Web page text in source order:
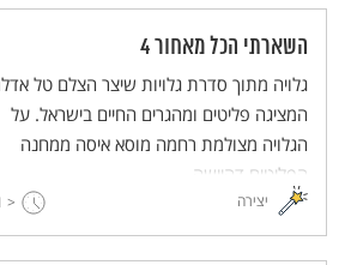
השארתי הכל מאחור 4
גלויה מתוך סדרת גלויות שיצר הצלם טל
המציגה פליטים ומהגרים החיים בישראל. על
הגלויה מצולמת רחמה מוסא איסה ממחנה
הפליטים דהיישה.
יצירה < 1